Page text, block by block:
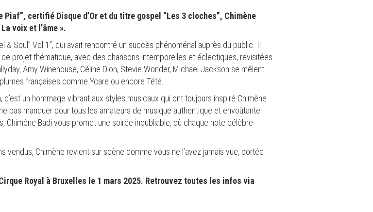
certifié Disque d’Or et du titre gospel “Les 3 cloches”, Chimène
voix et l’âme ».
& Soul” Vol 1”, qui avait rencontré un succès phénoménal auprès du public. Il
projet thématique, avec des chansons intemporelles et éclectiques, revisitées
Amy Winehouse, Céline Dion, Stevie Wonder, Michael Jackson se mêlent
françaises comme Ycare ou encore Tété.
c’est un hommage vibrant aux styles musicaux qui ont toujours inspiré Chimène
pas manquer pour tous les amateurs de musique authentique et envoûtante.
Badi vous promet une soirée inoubliable, où chaque note célèbre
vendus, Chimène revient sur scène comme vous ne l’avez jamais vue, portée
Royal à Bruxelles le 1 mars 2025. Retrouvez toutes les infos via